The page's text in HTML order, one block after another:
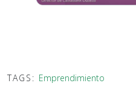
TAGS: Emprendimiento